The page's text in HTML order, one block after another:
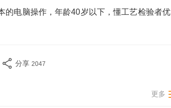
的电脑操作，年龄40岁以下，懂工艺检验者优
分享 2047
更多